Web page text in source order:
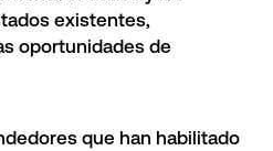
existentes,
oportunidades de
que han habilitado